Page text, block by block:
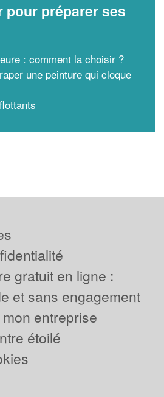
pour préparer ses
: comment la choisir ?
une peinture qui cloque
gratuit en ligne :
et sans engagement
entreprise
étoilé